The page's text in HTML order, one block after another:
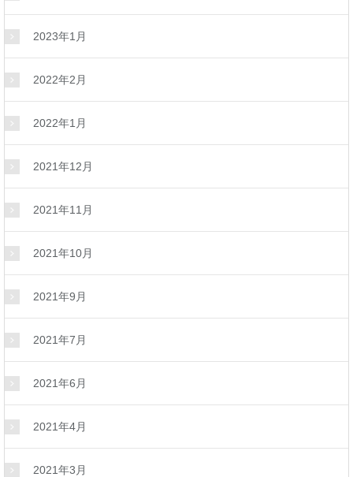
2023年1月
2022年2月
2022年1月
2021年12月
2021年11月
2021年10月
2021年9月
2021年7月
2021年6月
2021年4月
2021年3月